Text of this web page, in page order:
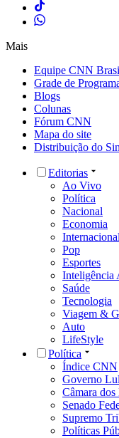
Mais
Equipe CNN
Grade de
Blogs
Colunas
Fórum CNN
Mapa do site
Distribuição do
Editorias
Ao Vivo
Política
Nacional
Economia
Internacional
Pop
Esportes
Inteligência
Saúde
Tecnologia
Viagem &
Auto
LifeStyle
Política
Índice CNN
Governo
Câmara dos
Senado
Supremo
Políticas